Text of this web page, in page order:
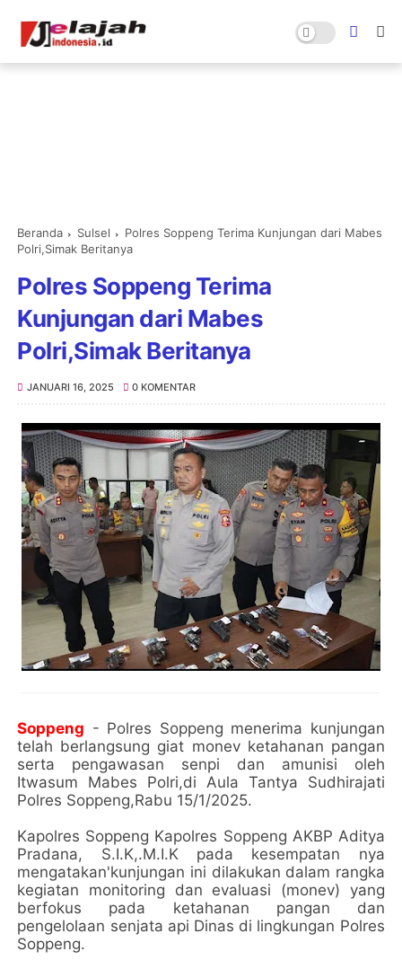
Beranda Sulsel
Polres Soppeng Terima Kunjungan dari Mabes
Polri,Simak Beritanya
Polres Soppeng Terima
Kunjungan dari Mabes
Polri,Simak Beritanya
JANUARI 16, 2025 0 KOMENTAR
Soppeng - Polres Soppeng menerima kunjungan
telah berlangsung giat monev ketahanan pangan
serta pengawasan senpi dan amunisi oleh
Itwasum Mabes Polri,di Aula Tantya Sudhirajati
Polres Soppeng,Rabu 15/1/2025.
Kapolres Soppeng Kapolres Soppeng AKBP Aditya
Pradana, S.I.K,.M.I.K pada kesempatan nya
mengatakan'kunjungan ini dilakukan dalam rangka
kegiatan monitoring dan evaluasi (monev) yang
berfokus pada ketahanan pangan dan
pengelolaan senjata api Dinas di lingkungan Polres
Soppeng.